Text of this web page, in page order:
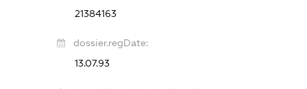
21384163
dossier.regDate:
13.07.93